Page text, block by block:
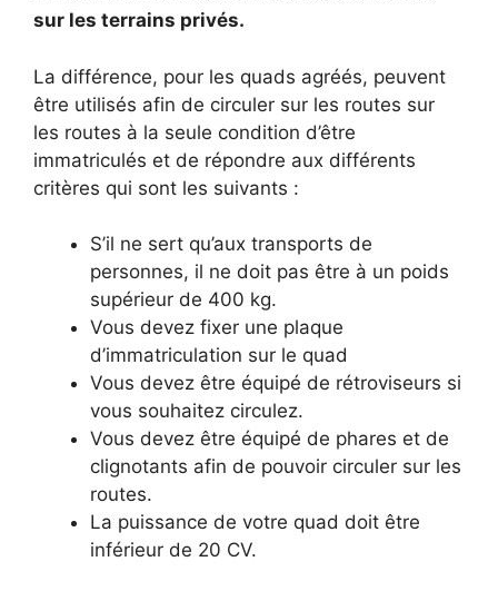
sur les terrains privés.
La différence, pour les quads agréés, peuvent
être utilisés afin de circuler sur les routes sur
les routes à la seule condition d’être
immatriculés et de répondre aux différents
critères qui sont les suivants :
S’il ne sert qu’aux transports de
personnes, il ne doit pas être à un poids
supérieur de 400 kg.
Vous devez fixer une plaque
d’immatriculation sur le quad
Vous devez être équipé de rétroviseurs si
vous souhaitez circulez.
Vous devez être équipé de phares et de
clignotants afin de pouvoir circuler sur les
routes.
La puissance de votre quad doit être
inférieur de 20 CV.